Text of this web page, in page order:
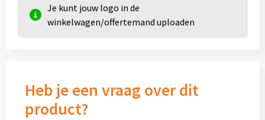
Je kunt jouw logo in de
winkelwagen/offertemand uploaden
Heb je een vraag over dit
product?